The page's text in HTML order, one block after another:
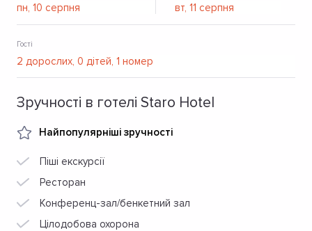
Гості
Зручності в готелі Staro Hotel
Найпопулярніші зручності
Піші екскурсії
Ресторан
Конференц-зал/бенкетний зал
Цілодобова охорона